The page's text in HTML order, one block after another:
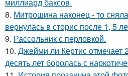
8. Митрошина наконец - то
вернулась в сторис после 1, 5
9. Рассольник с перловкой.
10. Джейми ли Кертис отмечает
десять лет боролась с